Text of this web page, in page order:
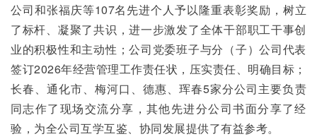
公司和张福庆等107名先进个人予以隆重表彰奖励，树立
了标杆、凝聚了共识，进一步激发了全体干部职工干事创
业的积极性和主动性；公司党委班子与分（子）公司代表
签订2026年经营管理工作责任状，压实责任、明确目标；
长春、通化市、梅河口、德惠、珲春5家分公司主要负责
同志作了现场交流分享，其他先进分公司书面分享了经
验，为全公司互学互鉴、协同发展提供了有益参考。